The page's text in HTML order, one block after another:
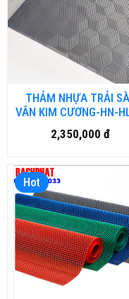
THẢM NHỰA TRẢI
VÂN KIM CƯƠNG-HN-
2,350,000 đ
Hot